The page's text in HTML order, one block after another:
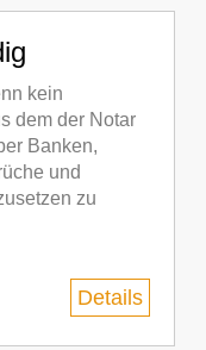
kein
dem der Notar
Banken,
und
zu
Details